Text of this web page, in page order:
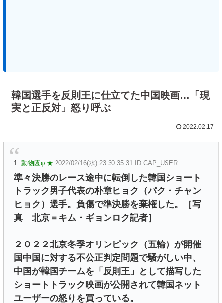
韓国選手を反則王に仕立てた中国映画…「現
実と正反対」怒り呼ぶ
2022.02.17
1: 動物園φ ★ 2022/02/16(水) 23:30:35.31 ID:CAP_USER
準々決勝のレース途中に転倒した韓国ショート
トラック男子代表の朴章ヒョク（パク・チャン
ヒョク）選手。負傷で準決勝を棄権した。［写
真 北京＝キム・ギョンロク記者］
２０２２北京冬季オリンピック（五輪）が開催
国中国に対する不公正判定問題で騒がしい中、
中国が韓国チームを「反則王」として描写した
ショートトラック映画が公開されて韓国ネット
ユーザーの怒りを買っている。